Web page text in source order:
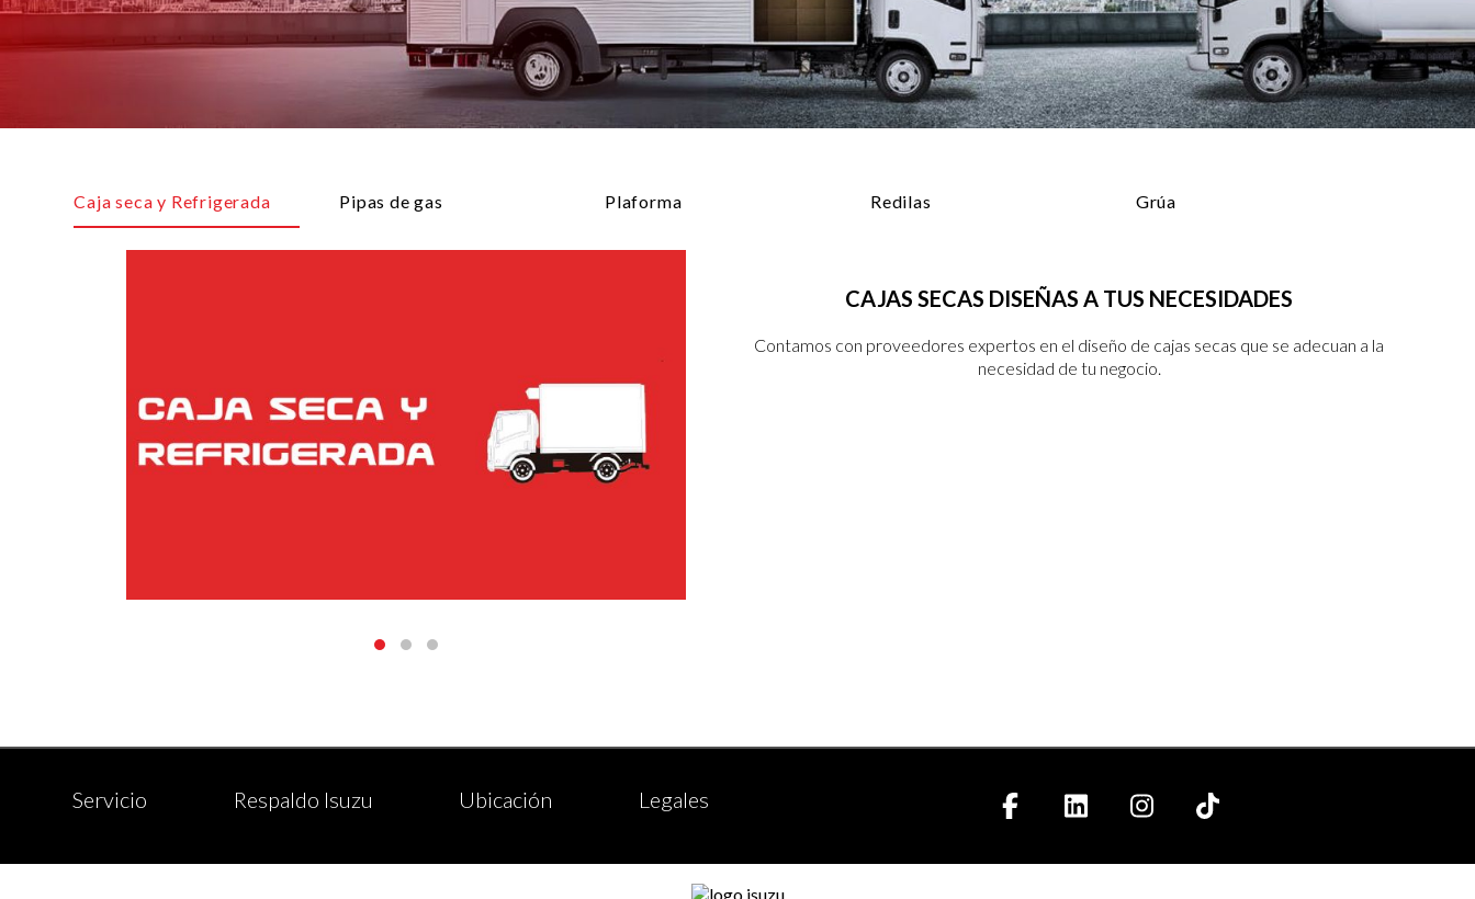
Caja seca y Refrigerada Pipas de gas Plaforma Redilas Grúa
CAJAS SECAS DISEÑAS A TUS NECESIDADES
Contamos con proveedores expertos en el diseño de cajas secas que se adecuan a la
necesidad de tu negocio.
Servicio Respaldo Isuzu Ubicación Legales